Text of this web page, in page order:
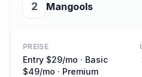
2 Mangools
PREISE
Entry $29/mo · Basic
$49/mo · Premium